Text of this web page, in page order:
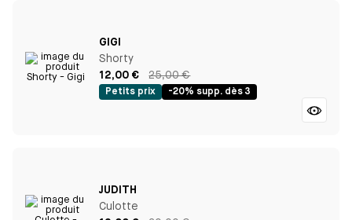
GIGI
Shorty
12,00 €
25,00 €
Petits prix -20% supp. dès 3
JUDITH
Culotte